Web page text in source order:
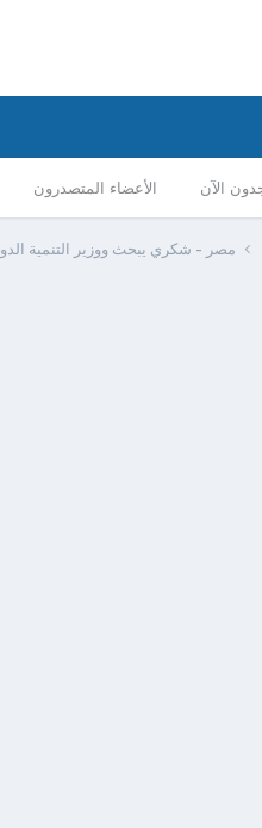
الآن الأعضاء المتصدرون
مصر - شكري يبحث ووزير التنمية